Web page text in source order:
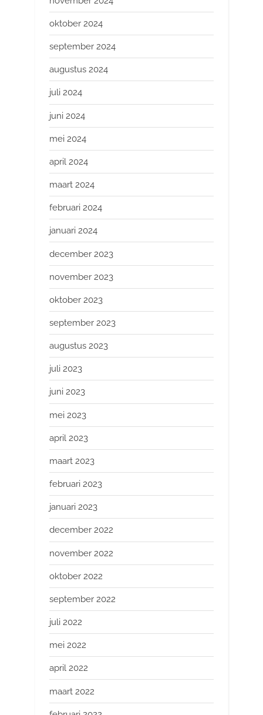
oktober 2024
september 2024
augustus 2024
juli 2024
juni 2024
mei 2024
april 2024
maart 2024
februari 2024
januari 2024
december 2023
november 2023
oktober 2023
september 2023
augustus 2023
juli 2023
juni 2023
mei 2023
april 2023
maart 2023
februari 2023
januari 2023
december 2022
november 2022
oktober 2022
september 2022
juli 2022
mei 2022
april 2022
maart 2022